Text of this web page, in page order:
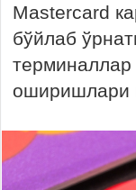
Mastercard
бўйлаб
терминаллар
оширишлари